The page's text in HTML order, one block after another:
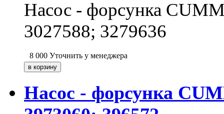
Насос - форсунка
3027588; 3279636
8 000 Уточнить у менеджера
Насос - форсунка